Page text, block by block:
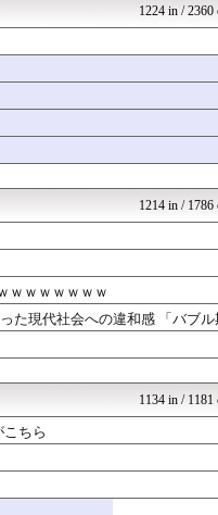
VIPPER速報
❤
なんJミュージアム
...
サイ速
ウマ娘うまぴょい
まとめABC
1224 in / 2360
1214 in / 1786
ｗｗｗｗｗｗｗ
た現代社会への違和感 「バブ
1134 in / 1181
ちら